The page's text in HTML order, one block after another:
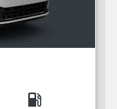
local_gas_station